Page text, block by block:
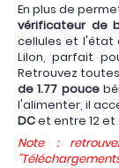
En plus de
vérificateur de
cellules et l'état
Lilon, parfait
Retrouvez
de 1.77 pouce
l'alimenter, il
DCet entre 12 et
Note :